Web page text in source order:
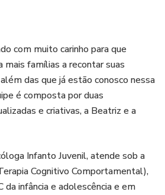
com muito carinho para que
mais famílias a recontar suas
das que já estão conosco nessa
é composta por duas
e criativas, a Beatriz e a
Infanto Juvenil, atende sob a
Cognitivo Comportamental),
infância e adolescência e em